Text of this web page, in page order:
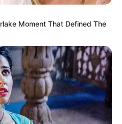
Moment That Defined The